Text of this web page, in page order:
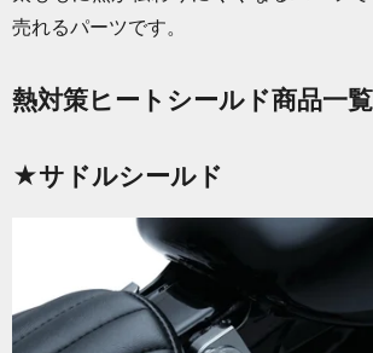
売れるパーツです。
熱対策ヒートシールド商品一覧
★サドルシールド